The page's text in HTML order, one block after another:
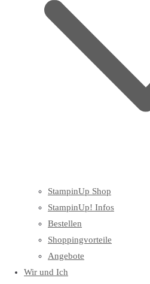
StampinUp Shop
StampinUp! Infos
Bestellen
Shoppingvorteile
Angebote
Wir und Ich